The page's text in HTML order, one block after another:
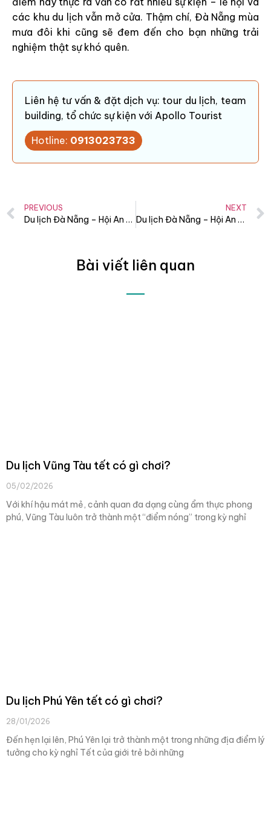
các khu du lịch vẫn mở cửa. Thậm chí, Đà Nẵng mùa
mưa đôi khi cũng sẽ đem đến cho bạn những trải
nghiệm thật sự khó quên.
Liên hệ tư vấn & đặt dịch vụ: tour du lịch, team
building, tổ chức sự kiện với Apollo Tourist
Hotline: 0913023733
PREVIOUS
Du lịch Đà Nẵng – Hội An tháng 10: thời tiết, sự kiện – lễ hội, kinh nghiệm
NEXT
Du lịch Đà Nẵng – Hội An tháng 12: thời tiết, sự kiện – lễ hội, đi đâu
Bài viết liên quan
Du lịch Vũng Tàu tết có gì chơi?
05/02/2026
Với khí hậu mát mẻ, cảnh quan đa dạng cùng ẩm thực phong
phú, Vũng Tàu luôn trở thành một “điểm nóng” trong kỳ nghỉ
Du lịch Phú Yên tết có gì chơi?
28/01/2026
Đến hẹn lại lên, Phú Yên lại trở thành một trong những địa điểm lý
tưởng cho kỳ nghỉ Tết của giới trẻ bởi những